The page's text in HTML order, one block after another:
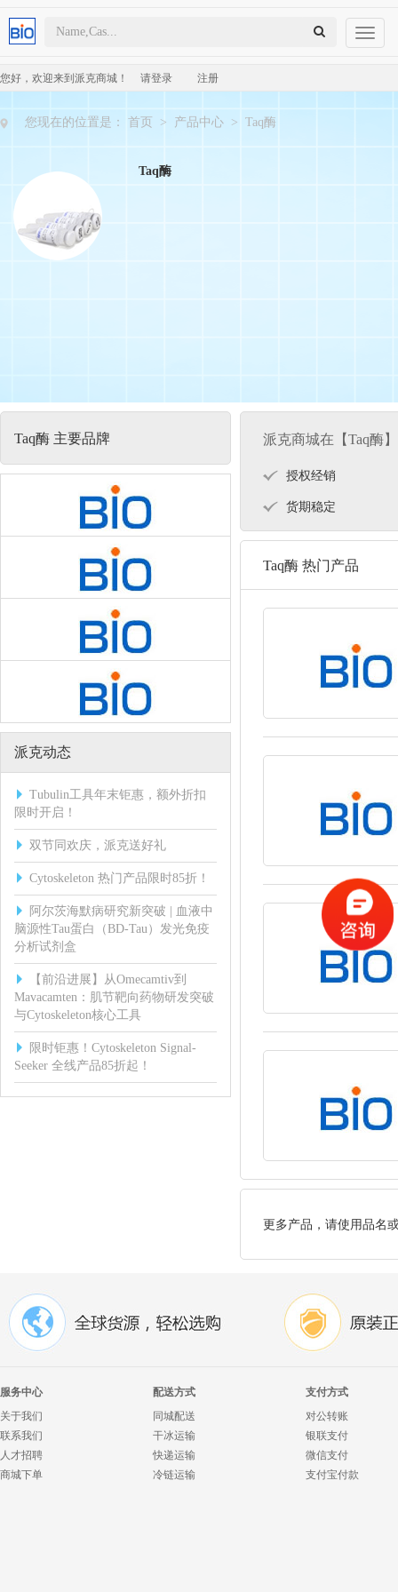
您好，欢迎来到派克商城！ 请登录 注册
Toggle
您现在的位置是： 首页 > 产品中心 > Taq酶
Taq酶
Taq酶 主要品牌
派克动态
Tubulin工具年末钜惠，额外折扣
限时开启！
双节同欢庆，派克送好礼
Cytoskeleton 热门产品限时85折！
阿尔茨海默病研究新突破 | 血液中
脑源性Tau蛋白（BD-Tau）发光免疫
分析试剂盒
【前沿进展】从Omecamtiv到
Mavacamten：肌节靶向药物研发突破
与Cytoskeleton核心工具
限时钜惠！Cytoskeleton Signal-
Seeker 全线产品85折起！
派克商城在【Taq酶
授权经销
货期稳定
Taq酶 热门产品
更多产品，请使用品名
服务中心
关于我们
联系我们
人才招聘
商城下单
配送方式
同城配送
干冰运输
快递运输
冷链运输
支付方式
对公转账
银联支付
微信支付
支付宝付款